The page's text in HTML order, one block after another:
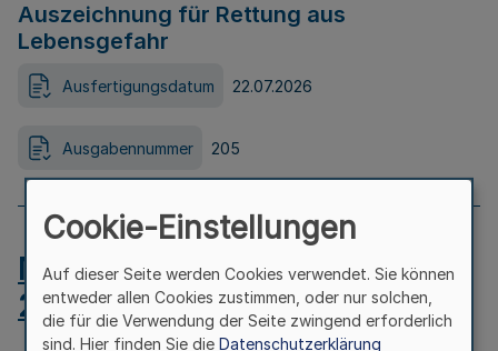
Auszeichnung für Rettung aus
Lebensgefahr
Ausfertigungsdatum 22.07.2026
Ausgabennummer 205
MB.NRW 2026 Nr. 204 vom
24.07.2026
Cookie-Einstellungen
Auf dieser Seite werden Cookies verwendet. Sie können
entweder allen Cookies zustimmen, oder nur solchen,
die für die Verwendung der Seite zwingend erforderlich
sind. Hier finden Sie die Datenschutzerklärung